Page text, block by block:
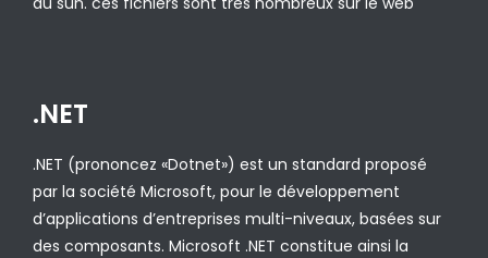
.NET
.NET (prononcez «Dotnet») est un standard proposé
par la société Microsoft, pour le développement
d’applications d’entreprises multi-niveaux, basées sur
des composants. Microsoft .NET constitue ainsi la